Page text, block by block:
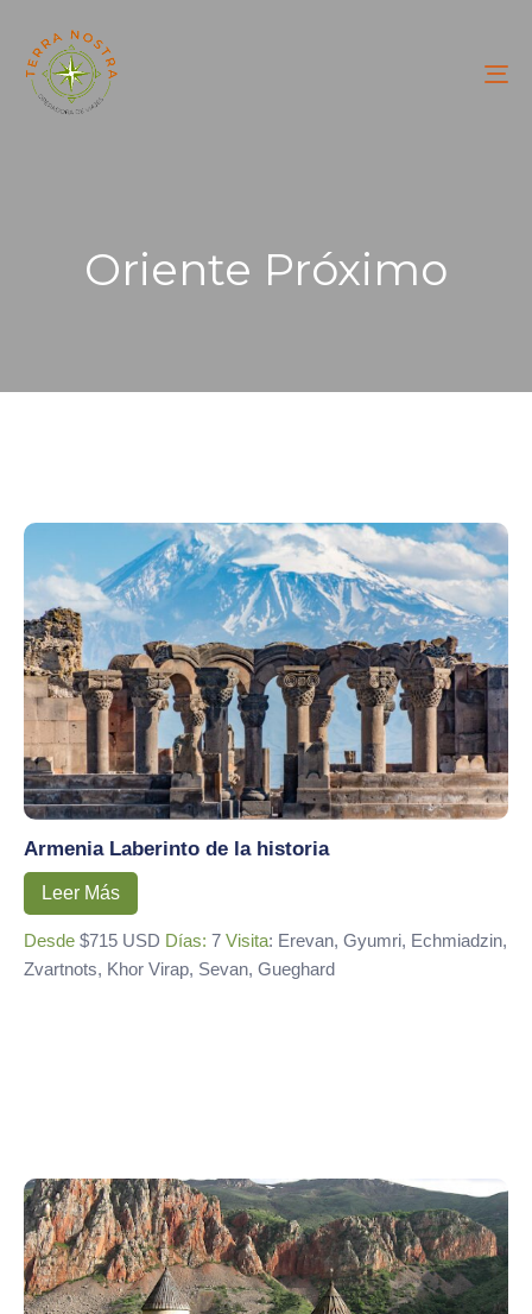
Oriente Próximo
Armenia Laberinto de la historia
Leer Más
Desde $715 USD Días: 7 Visita: Erevan, Gyumri, Echmiadzin,
Zvartnots, Khor Virap, Sevan, Gueghard